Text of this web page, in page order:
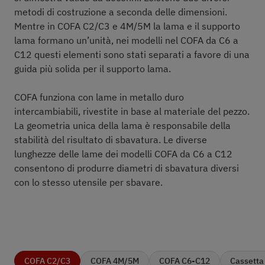
metodi di costruzione a seconda delle dimensioni.
Mentre in COFA C2/C3 e 4M/5M la lama e il supporto
lama formano un’unità, nei modelli nel COFA da C6 a
C12 questi elementi sono stati separati a favore di una
guida più solida per il supporto lama.
COFA funziona con lame in metallo duro
intercambiabili, rivestite in base al materiale del pezzo.
La geometria unica della lama è responsabile della
stabilità del risultato di sbavatura. Le diverse
lunghezze delle lame dei modelli COFA da C6 a C12
consentono di produrre diametri di sbavatura diversi
con lo stesso utensile per sbavare.
COFA C2/C3 COFA 4M/5M COFA C6-C12 Cassetta